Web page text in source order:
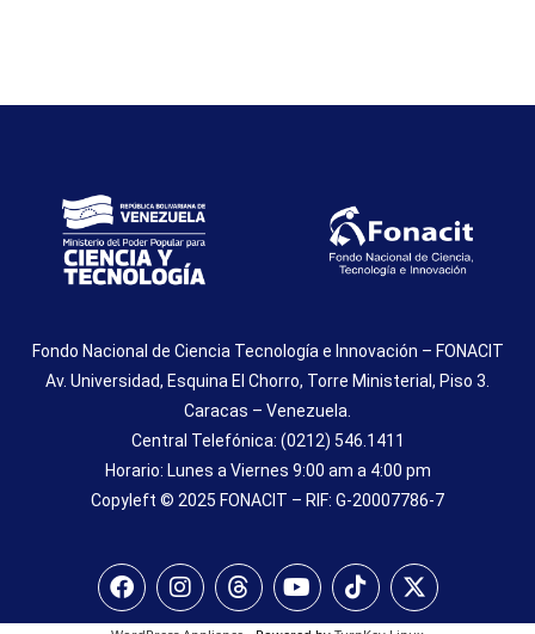
Fondo Nacional de Ciencia Tecnología e Innovación – FONACIT
Av. Universidad, Esquina El Chorro, Torre Ministerial, Piso 3.
Caracas – Venezuela.
Central Telefónica: (0212) 546.1411
Horario: Lunes a Viernes 9:00 am a 4:00 pm
Copyleft © 2025 FONACIT – RIF: G-20007786-7